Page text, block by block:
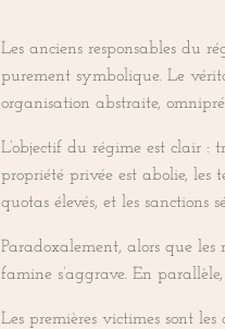
Les anciens responsables du
purement symbolique. Le
organisation abstraite,
L’objectif du régime est clair :
propriété privée est abolie, les
quotas élevés, et les sanctions
Paradoxalement, alors que les
famine s’aggrave. En
Les premières victimes sont